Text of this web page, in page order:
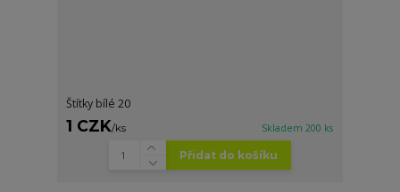
Štítky bílé 20
1 CZK/ks Skladem 200 ks
Přidat do košíku